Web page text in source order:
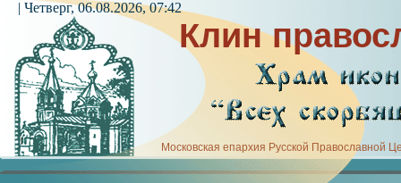
Клин
Московская епархия Русской Православной
| Четверг, 06.08.2026, 07:42